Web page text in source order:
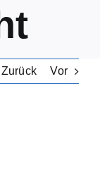
Zurück Vor